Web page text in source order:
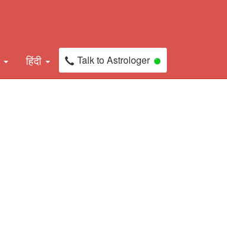
हिंदी Talk to Astrologer